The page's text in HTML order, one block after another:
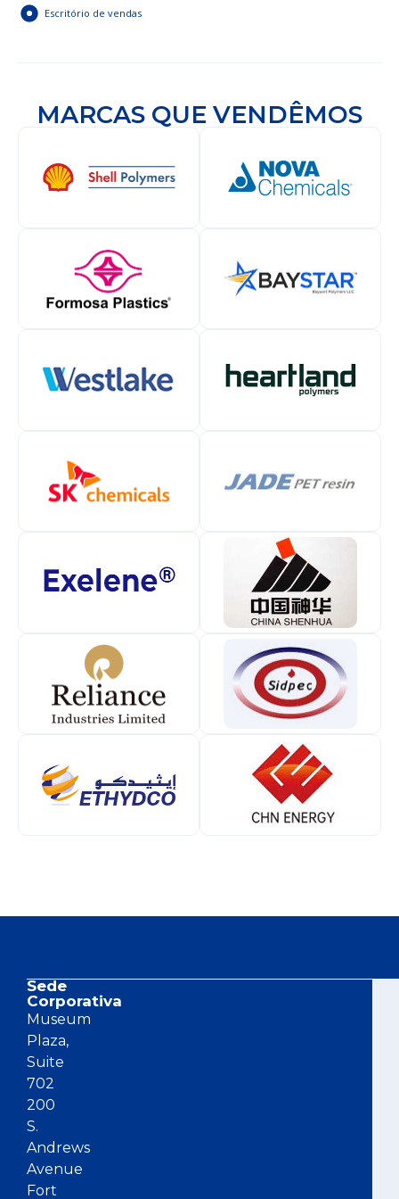
Escritório de vendas
MARCAS QUE VENDÊMOS
Sede
Corporativa
Museum
Plaza,
Suite
702
200
S.
Andrews
Avenue
Fort